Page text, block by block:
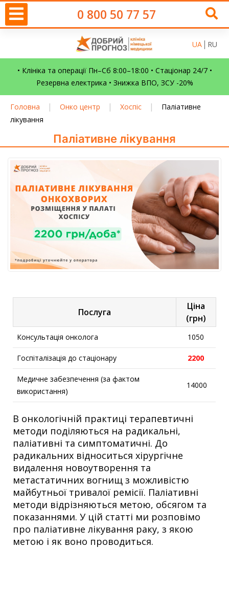
0 800 50 77 57
UA RU
• Клініка та операції Пн–Сб 8:00–18:00 • Стаціонар 24/7 •
Резервна електрика • Знижка ВПО, ЗСУ -20%
Головна | Онко центр | Хоспіс |
Паліативне
лікування
Паліативне лікування
Послуга
Ціна
(грн)
Консультація онколога 1050
Госпіталізація до стаціонару 2200
Медичне забезпечення (за фактом
використання)
14000
В онкологічній практиці терапевтичні
методи поділяються на радикальні,
паліативні та симптоматичні. До
радикальних відноситься хірургічне
видалення новоутворення та
метастатичних вогнищ з можливістю
майбутньої тривалої ремісії. Паліативні
методи відрізняються метою, обсягом та
показаннями. У цій статті ми розповімо
про паліативне лікування раку, з якою
метою і як воно проводиться.